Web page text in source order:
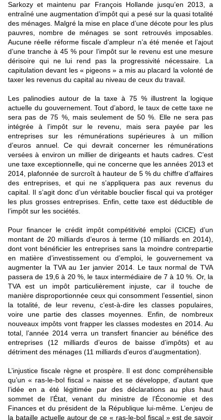
Sarkozy et maintenu par François Hollande jusqu’en 2013, a
entraîné une augmentation d’impôt qui a pesé sur la quasi totalité
des ménages. Malgré la mise en place d’une décote pour les plus
pauvres, nombre de ménages se sont retrouvés imposables.
Aucune réelle réforme fiscale d’ampleur n’a été menée et l’ajout
d’une tranche à 45 % pour l’impôt sur le revenu est une mesure
dérisoire qui ne lui rend pas la progressivité nécessaire. La
capitulation devant les « pigeons » a mis au placard la volonté de
taxer les revenus du capital au niveau de ceux du travail.
Les palinodies autour de la taxe à 75 % illustrent la logique
actuelle du gouvernement. Tout d’abord, le taux de cette taxe ne
sera pas de 75 %, mais seulement de 50 %. Elle ne sera pas
intégrée à l’impôt sur le revenu, mais sera payée par les
entreprises sur les rémunérations supérieures à un million
d’euros annuel. Ce qui devrait concerner les rémunérations
versées à environ un millier de dirigeants et hauts cadres. C’est
une taxe exceptionnelle, qui ne concerne que les années 2013 et
2014, plafonnée de surcroît à hauteur de 5 % du chiffre d’affaires
des entreprises, et qui ne s’appliquera pas aux revenus du
capital. Il s’agit donc d’un véritable bouclier fiscal qui va protéger
les plus grosses entreprises. Enfin, cette taxe est déductible de
l’impôt sur les sociétés.
Pour financer le crédit impôt compétitivité emploi (CICE) d’un
montant de 20 milliards d’euros à terme (10 milliards en 2014),
dont vont bénéficier les entreprises sans la moindre contrepartie
en matière d’investissement ou d’emploi, le gouvernement va
augmenter la TVA au 1er janvier 2014. Le taux normal de TVA
passera de 19,6 à 20 %, le taux intermédiaire de 7 à 10 %. Or, la
TVA est un impôt particulièrement injuste, car il touche de
manière disproportionnée ceux qui consomment l’essentiel, sinon
la totalité, de leur revenu, c’est-à-dire les classes populaires,
voire une partie des classes moyennes. Enfin, de nombreux
nouveaux impôts vont frapper les classes modestes en 2014. Au
total, l’année 2014 verra un transfert financier au bénéfice des
entreprises (12 milliards d’euros de baisse d’impôts) et au
détriment des ménages (11 milliards d’euros d’augmentation).
L’injustice fiscale règne et prospère. Il est donc compréhensible
qu’un « ras-le-bol fiscal » naisse et se développe, d’autant que
l’idée en a été légitimée par des déclarations au plus haut
sommet de l’État, venant du ministre de l’Économie et des
Finances et du président de la République lui-même. L’enjeu de
la bataille actuelle autour de ce « ras-le-bol fiscal » est de savoir